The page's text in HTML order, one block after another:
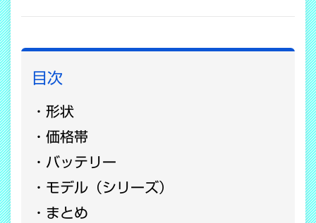
目次
形状
価格帯
バッテリー
モデル（シリーズ）
まとめ